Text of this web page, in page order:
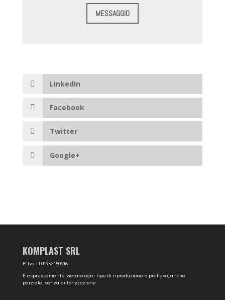
MESSAGGIO
LinkedIn
Facebook
Twitter
Google+
KOMPLAST SRL
P. Iva IT01932160516
È espressamente vietato ogni tipo di riproduzione o prelievo, anche
parziale, senza autorizzazione.